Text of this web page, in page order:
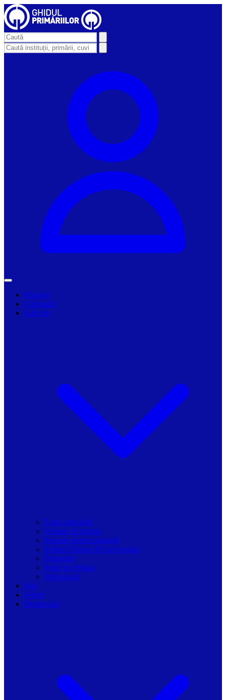
Primarii
Companii
Articole
Toate articolele
Viziune de primar
Resurse pentru primarii
Politici Urbane & Guvernanta
Dialoguri
Profil de Primar
Podcast-uri
Stiri
Oferte
Despre noi